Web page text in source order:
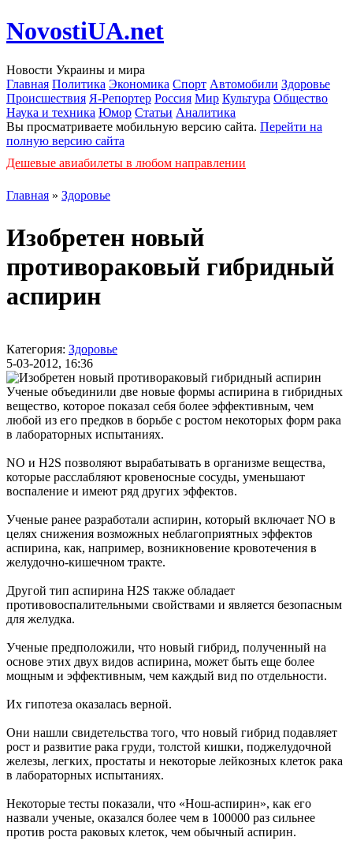
NovostiUA.net
Новости Украины и мира
Главная Политика Экономика Спорт Автомобили Здоровье
Происшествия Я-Репортер Россия Мир Культура Общество
Наука и техника Юмор Статьи Аналитика
Вы просматриваете мобильную версию сайта. Перейти на
полную версию сайта
Дешевые авиабилеты в любом направлении
Главная » Здоровье
Изобретен новый
противораковый гибридный
аспирин
Категория: Здоровье
5-03-2012, 16:36
Ученые объединили две новые формы аспирина в гибридных
вещество, которое показал себя более эффективным, чем
любой из его предков в борьбе с ростом некоторых форм рака
в лабораторных испытаниях.
NO и H2S позволяют вырабатывать в организме вещества,
которые расслабляют кровеносные сосуды, уменьшают
воспаление и имеют ряд других эффектов.
Ученые ранее разработали аспирин, который включает NO в
целях снижения возможных неблагоприятных эффектов
аспирина, как, например, возникновение кровотечения в
желудочно-кишечном тракте.
Другой тип аспирина H2S также обладает
противовоспалительными свойствами и является безопасным
для желудка.
Ученые предположили, что новый гибрид, полученный на
основе этих двух видов аспирина, может быть еще более
мощным и эффективным, чем каждый вид по отдельности.
Их гипотеза оказалась верной.
Они нашли свидетельства того, что новый гибрид подавляет
рост и развитие рака груди, толстой кишки, поджелудочной
железы, легких, простаты и некоторые лейкозных клеток рака
в лабораторных испытаниях.
Некоторые тесты показали, что «Нош-аспирин», как его
назвали ученые, оказался более чем в 100000 раз сильнее
против роста раковых клеток, чем обычный аспирин.